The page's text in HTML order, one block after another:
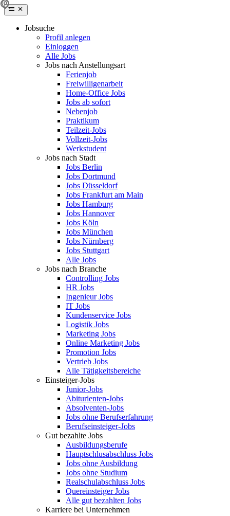
Jobsuche
Profil anlegen
Einloggen
Alle Jobs
Jobs nach Anstellungsart
Ferienjob
Freiwilligenarbeit
Home-Office Jobs
Jobs ab sofort
Nebenjob
Praktikum
Teilzeit-Jobs
Vollzeit-Jobs
Werkstudent
Jobs nach Stadt
Jobs Berlin
Jobs Dortmund
Jobs Düsseldorf
Jobs Frankfurt am Main
Jobs Hamburg
Jobs Hannover
Jobs Köln
Jobs München
Jobs Nürnberg
Jobs Stuttgart
Alle Jobs
Jobs nach Branche
Controlling Jobs
HR Jobs
Ingenieur Jobs
IT Jobs
Kundenservice Jobs
Logistik Jobs
Marketing Jobs
Online Marketing Jobs
Promotion Jobs
Vertrieb Jobs
Alle Tätigkeitsbereiche
Einsteiger-Jobs
Junior-Jobs
Abiturienten-Jobs
Absolventen-Jobs
Jobs ohne Berufserfahrung
Berufseinsteiger-Jobs
Gut bezahlte Jobs
Ausbildungsberufe
Hauptschlusabschluss Jobs
Jobs ohne Ausbildung
Jobs ohne Studium
Realschulabschluss Jobs
Quereinsteiger Jobs
Alle gut bezahlten Jobs
Karriere bei Unternehmen